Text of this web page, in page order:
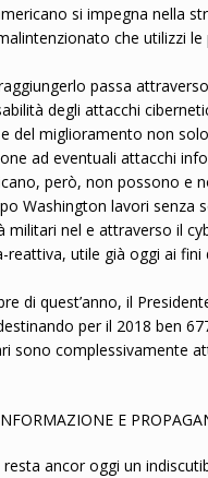
si impegna nella
che utilizzi
passa
degli attacchi
del miglioramento non
ad eventuali attacchi
però, non possono e
Washington lavori senza
militari nel e attraverso il
utile già oggi ai
di quest’anno, il
per il 2018 ben
sono complessivamente
E
ancor oggi un